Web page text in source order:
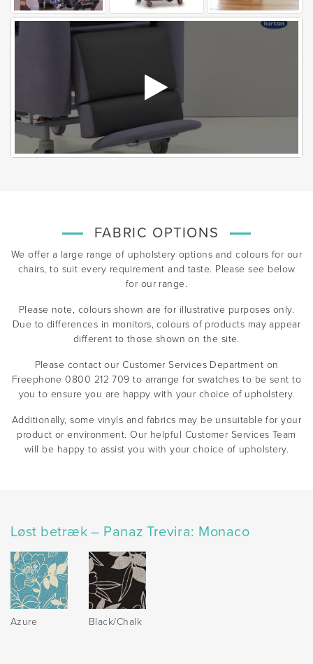
FABRIC OPTIONS
We offer a large range of upholstery options and colours for our
chairs, to suit every requirement and taste. Please see below
for our range.
Please note, colours shown are for illustrative purposes only.
Due to differences in monitors, colours of products may appear
different to those shown on the site.
Please contact our Customer Services Department on
Freephone 0800 212 709 to arrange for swatches to be sent to
you to ensure you are happy with your choice of upholstery.
Additionally, some vinyls and fabrics may be unsuitable for your
product or environment. Our helpful Customer Services Team
will be happy to assist you with your choice of upholstery.
Løst betræk – Panaz Trevira: Monaco
Azure Black/Chalk